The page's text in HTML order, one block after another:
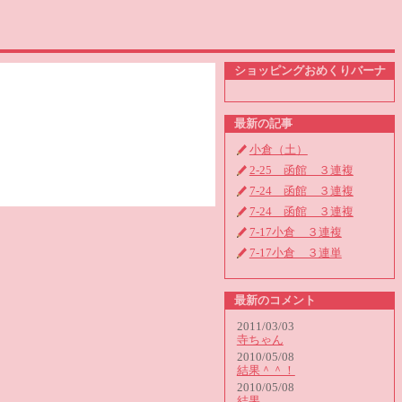
ショッピングおめくりバーナ
最新の記事
小倉（土）
2-25 函館 ３連複
7-24 函館 ３連複
7-24 函館 ３連複
7-17小倉 ３連複
7-17小倉 ３連単
最新のコメント
2011/03/03
寺ちゃん
2010/05/08
結果＾＾！
2010/05/08